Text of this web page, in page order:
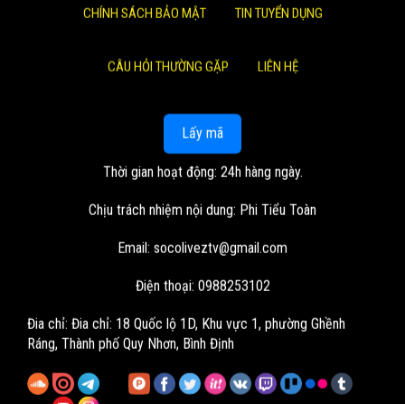
CHÍNH SÁCH BẢO MẬT TIN TUYỂN DỤNG
CÂU HỎI THƯỜNG GẶP LIÊN HỆ
Lấy mã
Thời gian hoạt động: 24h hàng ngày.
Chịu trách nhiệm nội dung: Phi Tiểu Toàn
Email: socoliveztv@gmail.com
Điện thoại: 0988253102
Đia chỉ: Đia chỉ: 18 Quốc lộ 1D, Khu vực 1, phường Ghềnh
Ráng, Thành phố Quy Nhơn, Bình Định